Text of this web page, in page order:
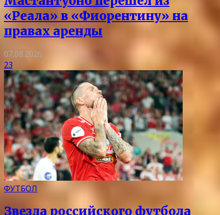
«Реала» в «Фиорентину» на
правах аренды
07.08.2026
23
ФУТБОЛ
Звезда российского футбола